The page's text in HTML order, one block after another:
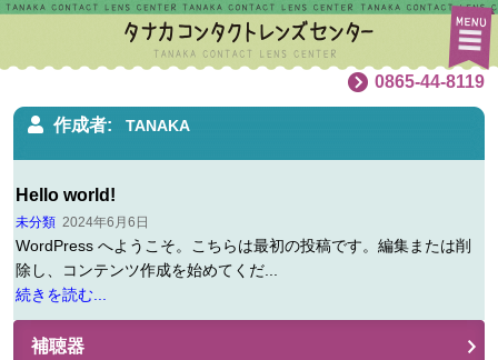
0865-44-8119
作成者: TANAKA
Hello world!
未分類 2024年6月6日
WordPress へようこそ。こちらは最初の投稿です。編集または削
除し、コンテンツ作成を始めてくだ...
続きを読む...
補聴器